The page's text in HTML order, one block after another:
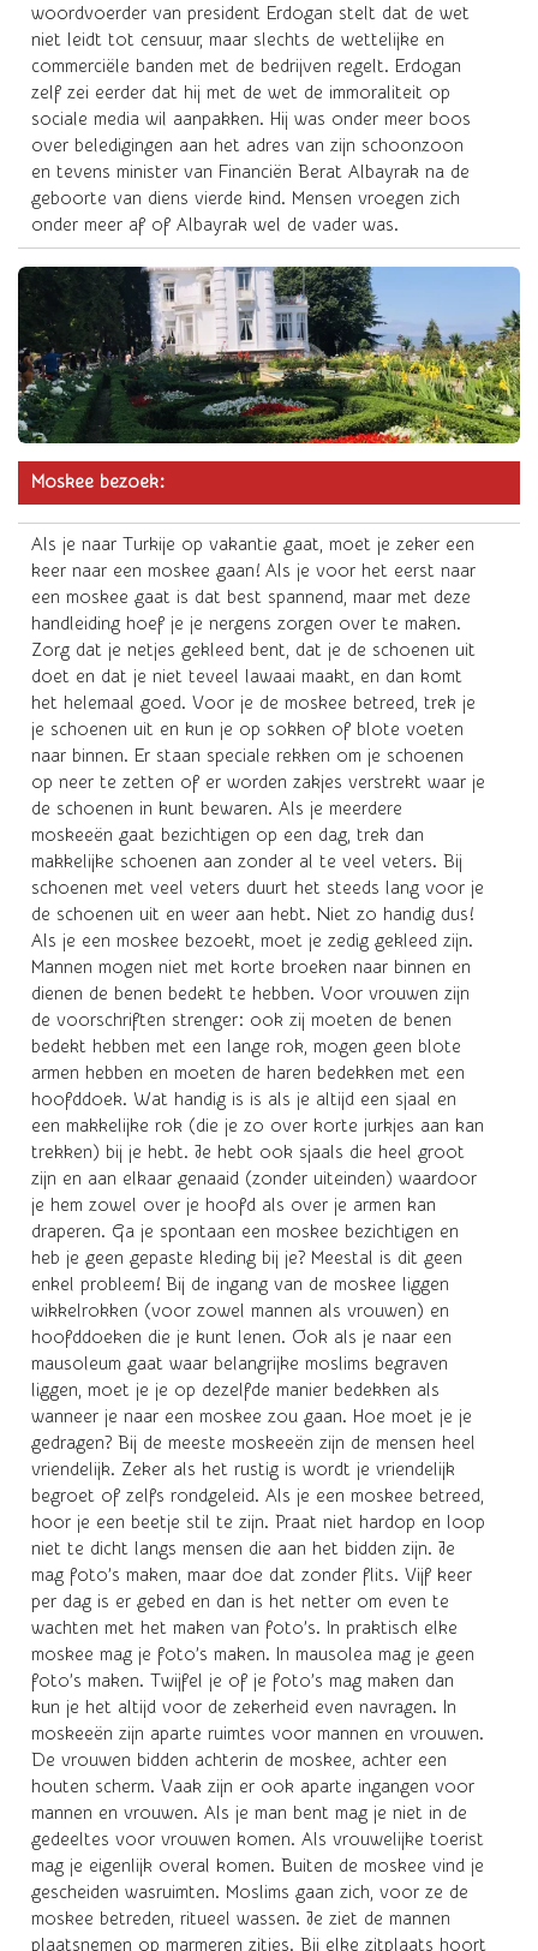
woordvoerder van president Erdogan stelt dat de wet
niet leidt tot censuur, maar slechts de wettelijke en
commerciële banden met de bedrijven regelt. Erdogan
zelf zei eerder dat hij met de wet de immoraliteit op
sociale media wil aanpakken. Hij was onder meer boos
over beledigingen aan het adres van zijn schoonzoon
en tevens minister van Financiën Berat Albayrak na de
geboorte van diens vierde kind. Mensen vroegen zich
onder meer af of Albayrak wel de vader was.
Moskee bezoek:
Als je naar Turkije op vakantie gaat, moet je zeker een
keer naar een moskee gaan! Als je voor het eerst naar
een moskee gaat is dat best spannend, maar met deze
handleiding hoef je je nergens zorgen over te maken.
Zorg dat je netjes gekleed bent, dat je de schoenen uit
doet en dat je niet teveel lawaai maakt, en dan komt
het helemaal goed. Voor je de moskee betreed, trek je
je schoenen uit en kun je op sokken of blote voeten
naar binnen. Er staan speciale rekken om je schoenen
op neer te zetten of er worden zakjes verstrekt waar je
de schoenen in kunt bewaren. Als je meerdere
moskeeën gaat bezichtigen op een dag, trek dan
makkelijke schoenen aan zonder al te veel veters. Bij
schoenen met veel veters duurt het steeds lang voor je
de schoenen uit en weer aan hebt. Niet zo handig dus!
Als je een moskee bezoekt, moet je zedig gekleed zijn.
Mannen mogen niet met korte broeken naar binnen en
dienen de benen bedekt te hebben. Voor vrouwen zijn
de voorschriften strenger: ook zij moeten de benen
bedekt hebben met een lange rok, mogen geen blote
armen hebben en moeten de haren bedekken met een
hoofddoek. Wat handig is is als je altijd een sjaal en
een makkelijke rok (die je zo over korte jurkjes aan kan
trekken) bij je hebt. Je hebt ook sjaals die heel groot
zijn en aan elkaar genaaid (zonder uiteinden) waardoor
je hem zowel over je hoofd als over je armen kan
draperen. Ga je spontaan een moskee bezichtigen en
heb je geen gepaste kleding bij je? Meestal is dit geen
enkel probleem! Bij de ingang van de moskee liggen
wikkelrokken (voor zowel mannen als vrouwen) en
hoofddoeken die je kunt lenen. Ook als je naar een
mausoleum gaat waar belangrijke moslims begraven
liggen, moet je je op dezelfde manier bedekken als
wanneer je naar een moskee zou gaan. Hoe moet je je
gedragen? Bij de meeste moskeeën zijn de mensen heel
vriendelijk. Zeker als het rustig is wordt je vriendelijk
begroet of zelfs rondgeleid. Als je een moskee betreed,
hoor je een beetje stil te zijn. Praat niet hardop en loop
niet te dicht langs mensen die aan het bidden zijn. Je
mag foto’s maken, maar doe dat zonder flits. Vijf keer
per dag is er gebed en dan is het netter om even te
wachten met het maken van foto’s. In praktisch elke
moskee mag je foto’s maken. In mausolea mag je geen
foto’s maken. Twijfel je of je foto’s mag maken dan
kun je het altijd voor de zekerheid even navragen. In
moskeeën zijn aparte ruimtes voor mannen en vrouwen.
De vrouwen bidden achterin de moskee, achter een
houten scherm. Vaak zijn er ook aparte ingangen voor
mannen en vrouwen. Als je man bent mag je niet in de
gedeeltes voor vrouwen komen. Als vrouwelijke toerist
mag je eigenlijk overal komen. Buiten de moskee vind je
gescheiden wasruimten. Moslims gaan zich, voor ze de
moskee betreden, ritueel wassen. Je ziet de mannen
plaatsnemen op marmeren zitjes. Bij elke zitplaats hoort